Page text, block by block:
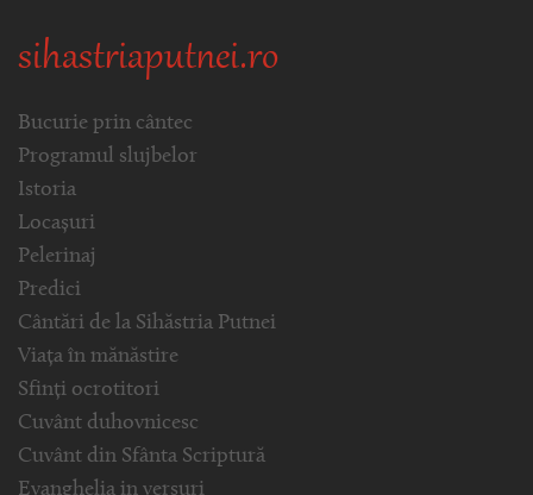
sihastriaputnei.ro
Bucurie prin cântec
Programul slujbelor
Istoria
Locașuri
Pelerinaj
Predici
Cântări de la Sihăstria Putnei
Viața în mănăstire
Sfinți ocrotitori
Cuvânt duhovnicesc
Cuvânt din Sfânta Scriptură
Evanghelia in versuri